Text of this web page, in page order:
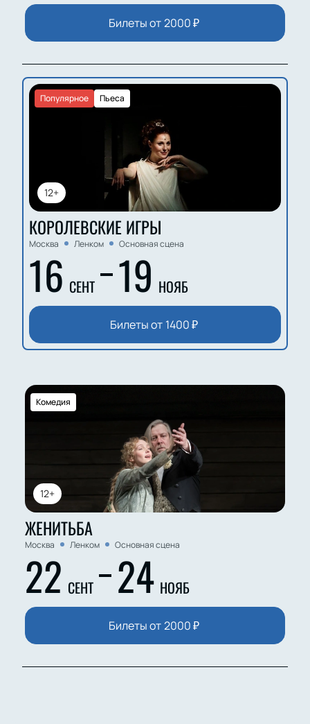
Зинаида Дианова, Наталья Инькова, Ясмин
Андреева, Мария Свирид, Мария Даманская,
Александра Суркова, Валерия Тарелкина,
Билеты от 2000₽
12+
Пьеса
Популярное
КОРОЛЕВСКИЕ ИГРЫ
Москва Ленком Основная сцена
16 СЕНТ 19 НОЯБ
Билеты от 1400₽
12+
Комедия
ЖЕНИТЬБА
Москва Ленком Основная сцена
22 СЕНТ 24 НОЯБ
Билеты от 2000₽